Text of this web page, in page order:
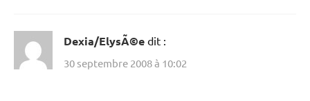
Dexia/ElysÃ©e dit :
30 septembre 2008 à 10:02